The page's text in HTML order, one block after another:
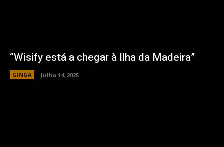
“Wisify está a chegar à Ilha da Madeira”
GINGA Julho 14, 2025